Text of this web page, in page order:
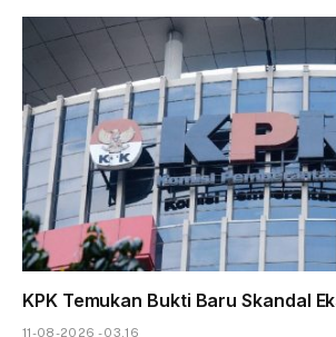
KPK Temukan Bukti Baru Skandal
11-08-2026 - 03.16